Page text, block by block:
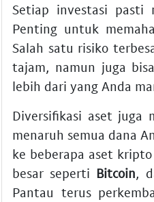
Setiap investasi pasti
Penting untuk
Salah satu risiko
tajam, namun juga
lebih dari yang Anda
Diversifikasi aset juga
menaruh semua dana
ke beberapa aset
besar seperti Bitcoin,
Pantau terus